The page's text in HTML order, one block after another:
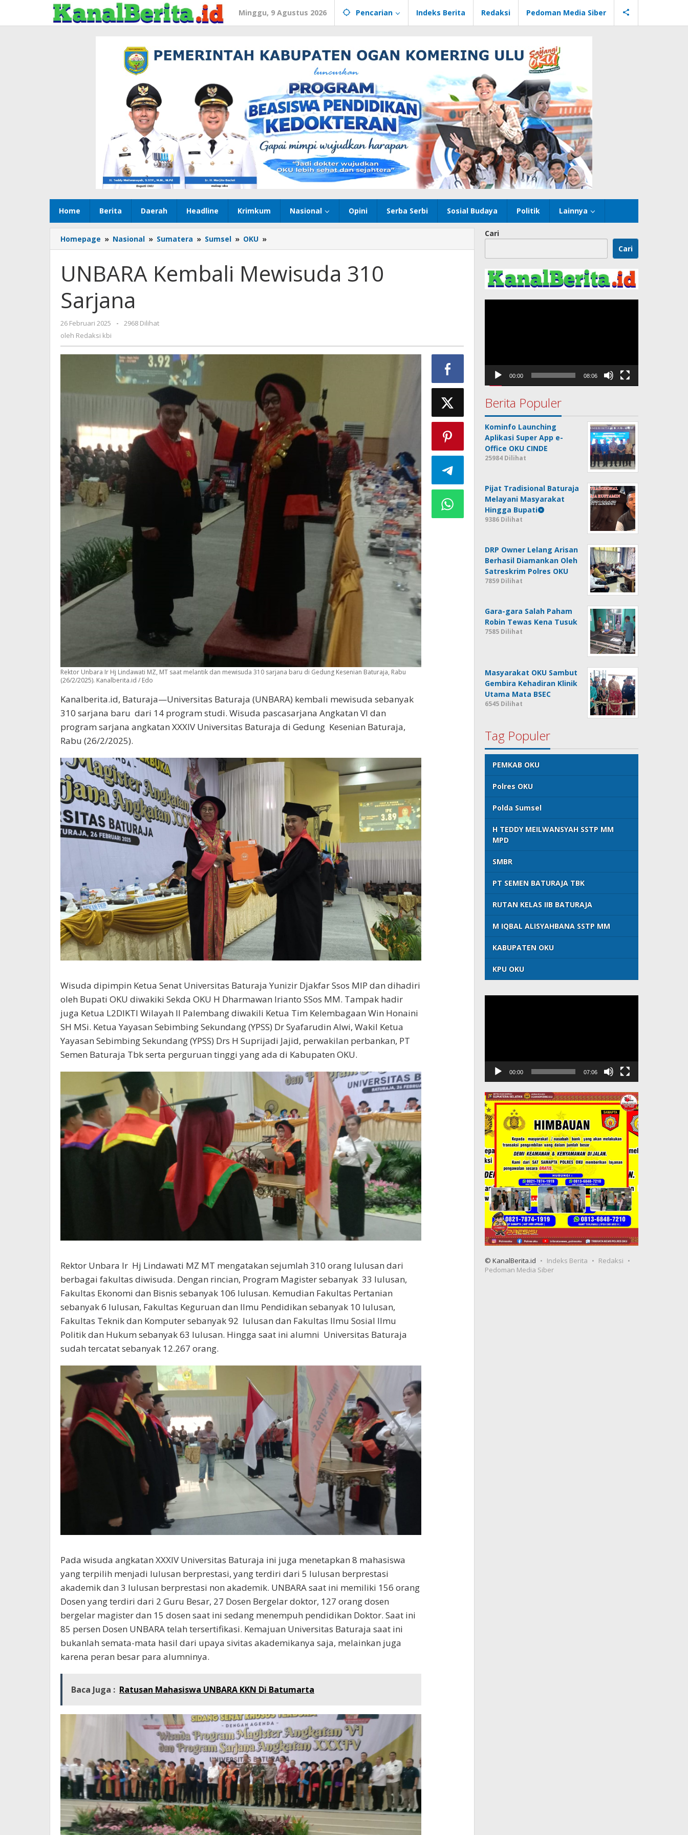
konten
Minggu, 9 Agustus 2026 Pencarian Indeks Berita Redaksi Pedoman Media Siber
Home Berita Daerah Headline Krimkum Nasional Opini Serba Serbi Sosial Budaya Politik Lainnya
Homepage » Nasional » Sumatera » Sumsel » OKU »
Kembali
310
Sarjana
UNBARA Kembali Mewisuda 310
Sarjana
26 Februari 2025
oleh
-
2968 Dilihat
oleh Redaksi kbi
Rektor Unbara Ir Hj Lindawati MZ, MT saat melantik dan mewisuda 310 sarjana baru di Gedung Kesenian Baturaja, Rabu
(26/2/2025). Kanalberita.id / Edo
Kanalberita.id, Baturaja—Universitas Baturaja (UNBARA) kembali mewisuda sebanyak
310 sarjana baru dari 14 program studi. Wisuda pascasarjana Angkatan VI dan
program sarjana angkatan XXXIV Universitas Baturaja di Gedung Kesenian Baturaja,
Rabu (26/2/2025).
Wisuda dipimpin Ketua Senat Universitas Baturaja Yunizir Djakfar Ssos MIP dan dihadiri
oleh Bupati OKU diwakiki Sekda OKU H Dharmawan Irianto SSos MM. Tampak hadir
juga Ketua L2DIKTI Wilayah II Palembang diwakili Ketua Tim Kelembagaan Win Honaini
SH MSi. Ketua Yayasan Sebimbing Sekundang (YPSS) Dr Syafarudin Alwi, Wakil Ketua
Yayasan Sebimbing Sekundang (YPSS) Drs H Suprijadi Jajid, perwakilan perbankan, PT
Semen Baturaja Tbk serta perguruan tinggi yang ada di Kabupaten OKU.
Rektor Unbara Ir Hj Lindawati MZ MT mengatakan sejumlah 310 orang lulusan dari
berbagai fakultas diwisuda. Dengan rincian, Program Magister sebanyak 33 lulusan,
Fakultas Ekonomi dan Bisnis sebanyak 106 lulusan. Kemudian Fakultas Pertanian
sebanyak 6 lulusan, Fakultas Keguruan dan Ilmu Pendidikan sebanyak 10 lulusan,
Fakultas Teknik dan Komputer sebanyak 92 lulusan dan Fakultas Ilmu Sosial Ilmu
Politik dan Hukum sebanyak 63 lulusan. Hingga saat ini alumni Universitas Baturaja
sudah tercatat sebanyak 12.267 orang.
Pada wisuda angkatan XXXIV Universitas Baturaja ini juga menetapkan 8 mahasiswa
yang terpilih menjadi lulusan berprestasi, yang terdiri dari 5 lulusan berprestasi
akademik dan 3 lulusan berprestasi non akademik. UNBARA saat ini memiliki 156 orang
Dosen yang terdiri dari 2 Guru Besar, 27 Dosen Bergelar doktor, 127 orang dosen
bergelar magister dan 15 dosen saat ini sedang menempuh pendidikan Doktor. Saat ini
85 persen Dosen UNBARA telah tersertifikasi. Kemajuan Universitas Baturaja saat ini
bukanlah semata-mata hasil dari upaya sivitas akademikanya saja, melainkan juga
karena peran besar para alumninya.
Baca Juga : Ratusan Mahasiswa UNBARA KKN Di Batumarta
Cari
Cari
00:00 08:06
Berita Populer
Kominfo Launching
Aplikasi Super App e-
Office OKU CINDE
25984 Dilihat
Pijat Tradisional Baturaja
Melayani Masyarakat
Hingga Bupati
9386 Dilihat
DRP Owner Lelang Arisan
Berhasil Diamankan Oleh
Satreskrim Polres OKU
7859 Dilihat
Gara-gara Salah Paham
Robin Tewas Kena Tusuk
7585 Dilihat
Masyarakat OKU Sambut
Gembira Kehadiran Klinik
Utama Mata BSEC
6545 Dilihat
Tag Populer
PEMKAB OKU
Polres OKU
Polda Sumsel
H TEDDY MEILWANSYAH SSTP MM
MPD
SMBR
PT SEMEN BATURAJA TBK
RUTAN KELAS IIB BATURAJA
M IQBAL ALISYAHBANA SSTP MM
KABUPATEN OKU
KPU OKU
00:00 07:06
© KanalBerita.id Indeks Berita
Redaksi
Pedoman Media Siber